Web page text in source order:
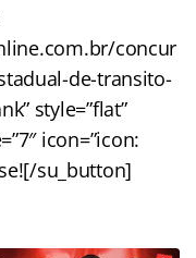
concur
de-transito-
style=”flat”
icon=”icon:
su_button]